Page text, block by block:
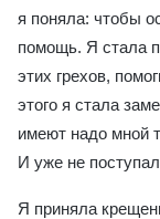
я поняла: чтобы
помощь. Я стала
этих грехов,
этого я стала
имеют надо мной
И уже не
Я приняла